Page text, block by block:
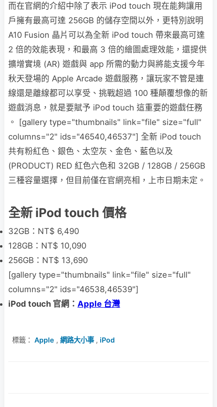
而在官網的介紹中除了表示 iPod touch 現在能夠讓用
戶擁有最高可達 256GB 的儲存空間以外，更特別說明
A10 Fusion 晶片可以為全新 iPod touch 帶來最高可達
2 倍的效能表現，和最高 3 倍的繪圖處理效能，還提供
擴增實境 (AR) 遊戲與 app 所需的動力與將能支援今年
秋天登場的 Apple Arcade 遊戲服務，讓玩家不管是連
線還是離線都可以享受、挑戰超過 100 種顛覆想像的新
遊戲消息，就是要賦予 iPod touch 這重要的遊戲任務
。 [gallery type="thumbnails" link="file" size="full"
columns="2" ids="46540,46537"] 全新 iPod touch
共有粉紅色、銀色、太空灰、金色、藍色以及
(PRODUCT) RED 紅色六色和 32GB / 128GB / 256GB
三種容量選擇，但目前僅在官網亮相，上市日期未定。
全新 iPod touch 價格
32GB：NT$ 6,490
128GB：NT$ 10,090
256GB：NT$ 13,690
[gallery type="thumbnails" link="file" size="full"
columns="2" ids="46538,46539"]
iPod touch 官網： Apple 台灣
標籤： Apple , 網路大小事, iPod